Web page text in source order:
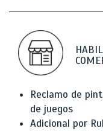
Reclamo de
de juegos
Adicional por